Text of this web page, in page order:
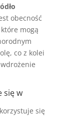
obecność
mogą
co z kolei
się w
się